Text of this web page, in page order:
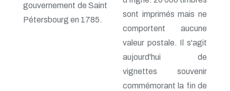
gouvernement de Saint
Pétersbourg en 1785.
sont imprimés mais ne
comportent aucune
valeur postale. Il s'agit
aujourd'hui de
vignettes souvenir
commémorant la fin de